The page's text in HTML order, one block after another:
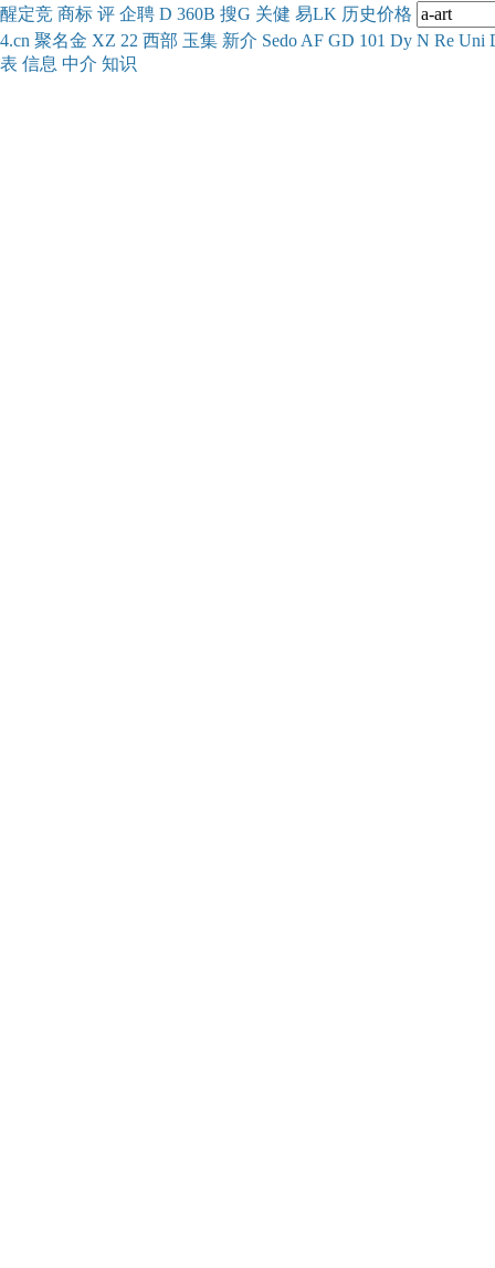
醒定竞 商标 评 企聘 D 360B 搜G 关健 易LK 历史价格
4.cn 聚名金 XZ 22 西部 玉集 新介 Sedo AF GD 101 Dy N Re Uni
表 信息 中介 知识